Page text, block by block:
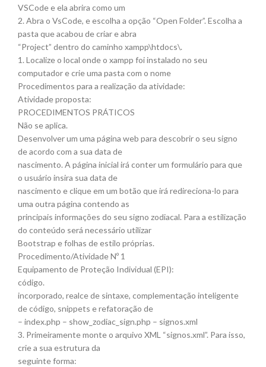
VSCode e ela abrira como um
2. Abra o VsCode, e escolha a opção “Open Folder”. Escolha a
pasta que acabou de criar e abra
“Project” dentro do caminho xampp\htdocs\.
1. Localize o local onde o xampp foi instalado no seu
computador e crie uma pasta com o nome
Procedimentos para a realização da atividade:
Atividade proposta:
PROCEDIMENTOS PRÁTICOS
Não se aplica.
Desenvolver um uma página web para descobrir o seu signo
de acordo com a sua data de
nascimento. A página inicial irá conter um formulário para que
o usuário insira sua data de
nascimento e clique em um botão que irá redireciona-lo para
uma outra página contendo as
principais informações do seu signo zodiacal. Para a estilização
do conteúdo será necessário utilizar
Bootstrap e folhas de estilo próprias.
Procedimento/Atividade Nº 1
Equipamento de Proteção Individual (EPI):
código.
incorporado, realce de sintaxe, complementação inteligente
de código, snippets e refatoração de
– index.php – show_zodiac_sign.php – signos.xml
3. Primeiramente monte o arquivo XML “signos.xml”. Para isso,
crie a sua estrutura da
seguinte forma: